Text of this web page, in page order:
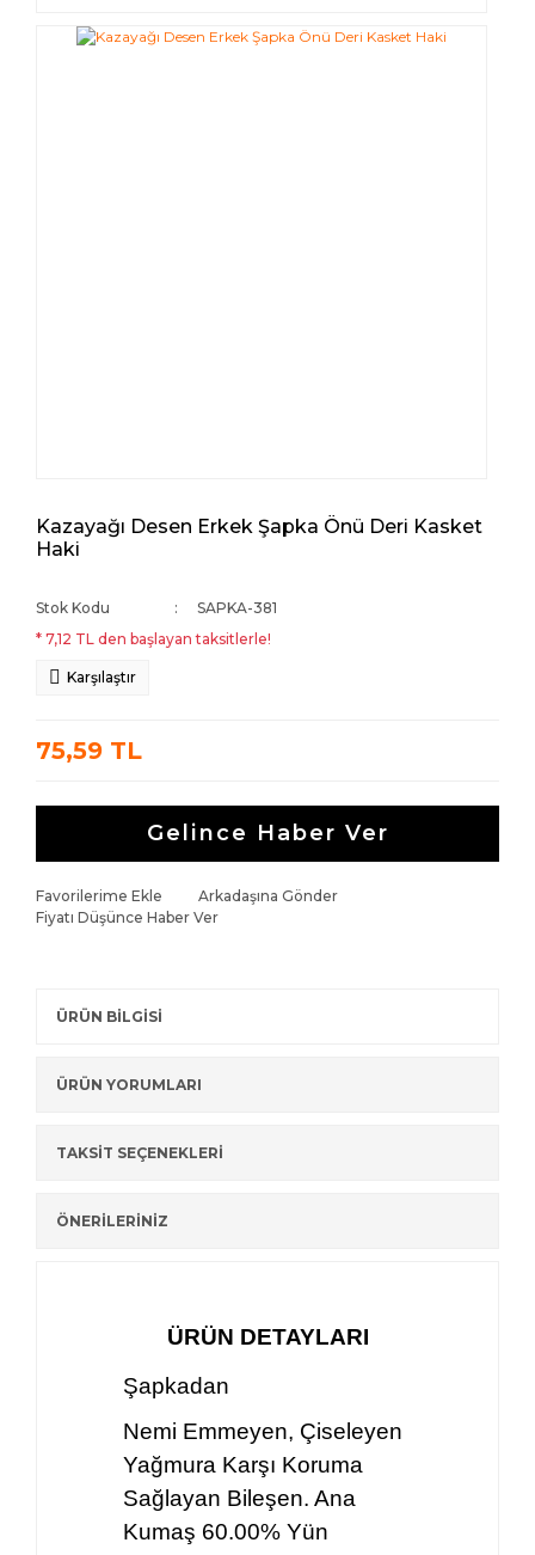
Kazayağı Desen Erkek Şapka Önü Deri Kasket
Haki
Stok Kodu
SAPKA-381
* 7,12 TL den başlayan taksitlerle!
Karşılaştır
75,59 TL
Gelince Haber Ver
Favorilerime Ekle
Arkadaşına Gönder
Fiyatı Düşünce Haber Ver
ÜRÜN BİLGİSİ
ÜRÜN YORUMLARI
TAKSİT SEÇENEKLERİ
ÖNERİLERİNİZ
ÜRÜN DETAYLARI
Şapkadan
Nemi Emmeyen, Çiseleyen
Yağmura Karşı Koruma
Sağlayan Bileşen. Ana
Kumaş 60.00% Yün